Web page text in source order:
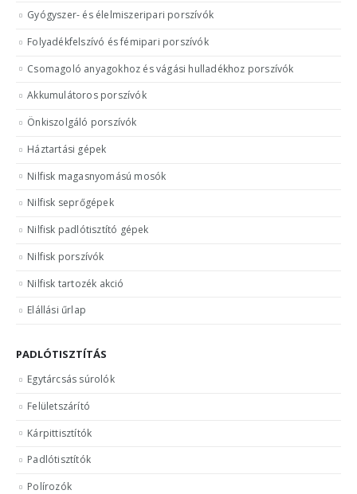
Gyógyszer- és élelmiszeripari porszívók
Folyadékfelszívó és fémipari porszívók
Csomagoló anyagokhoz és vágási hulladékhoz porszívók
Akkumulátoros porszívók
Önkiszolgáló porszívók
Háztartási gépek
Nilfisk magasnyomású mosók
Nilfisk seprőgépek
Nilfisk padlótisztító gépek
Nilfisk porszívók
Nilfisk tartozék akció
Elállási űrlap
PADLÓTISZTÍTÁS
Egytárcsás súrolók
Felületszárító
Kárpittisztítók
Padlótisztítók
Polírozók